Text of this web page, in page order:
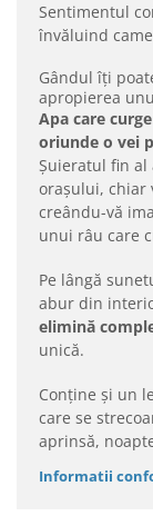
Sentimentul
învăluind
Gândul îți
apropierea
Apa care
oriunde o vei
Șuieratul fin al
orașului, chiar
creându-vă
unui râu care
Pe lângă
abur din
elimină
unică.
Conține și un
care se
aprinsă,
Informatii